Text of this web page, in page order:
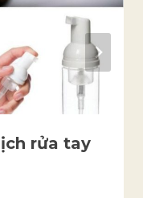
rửa tay